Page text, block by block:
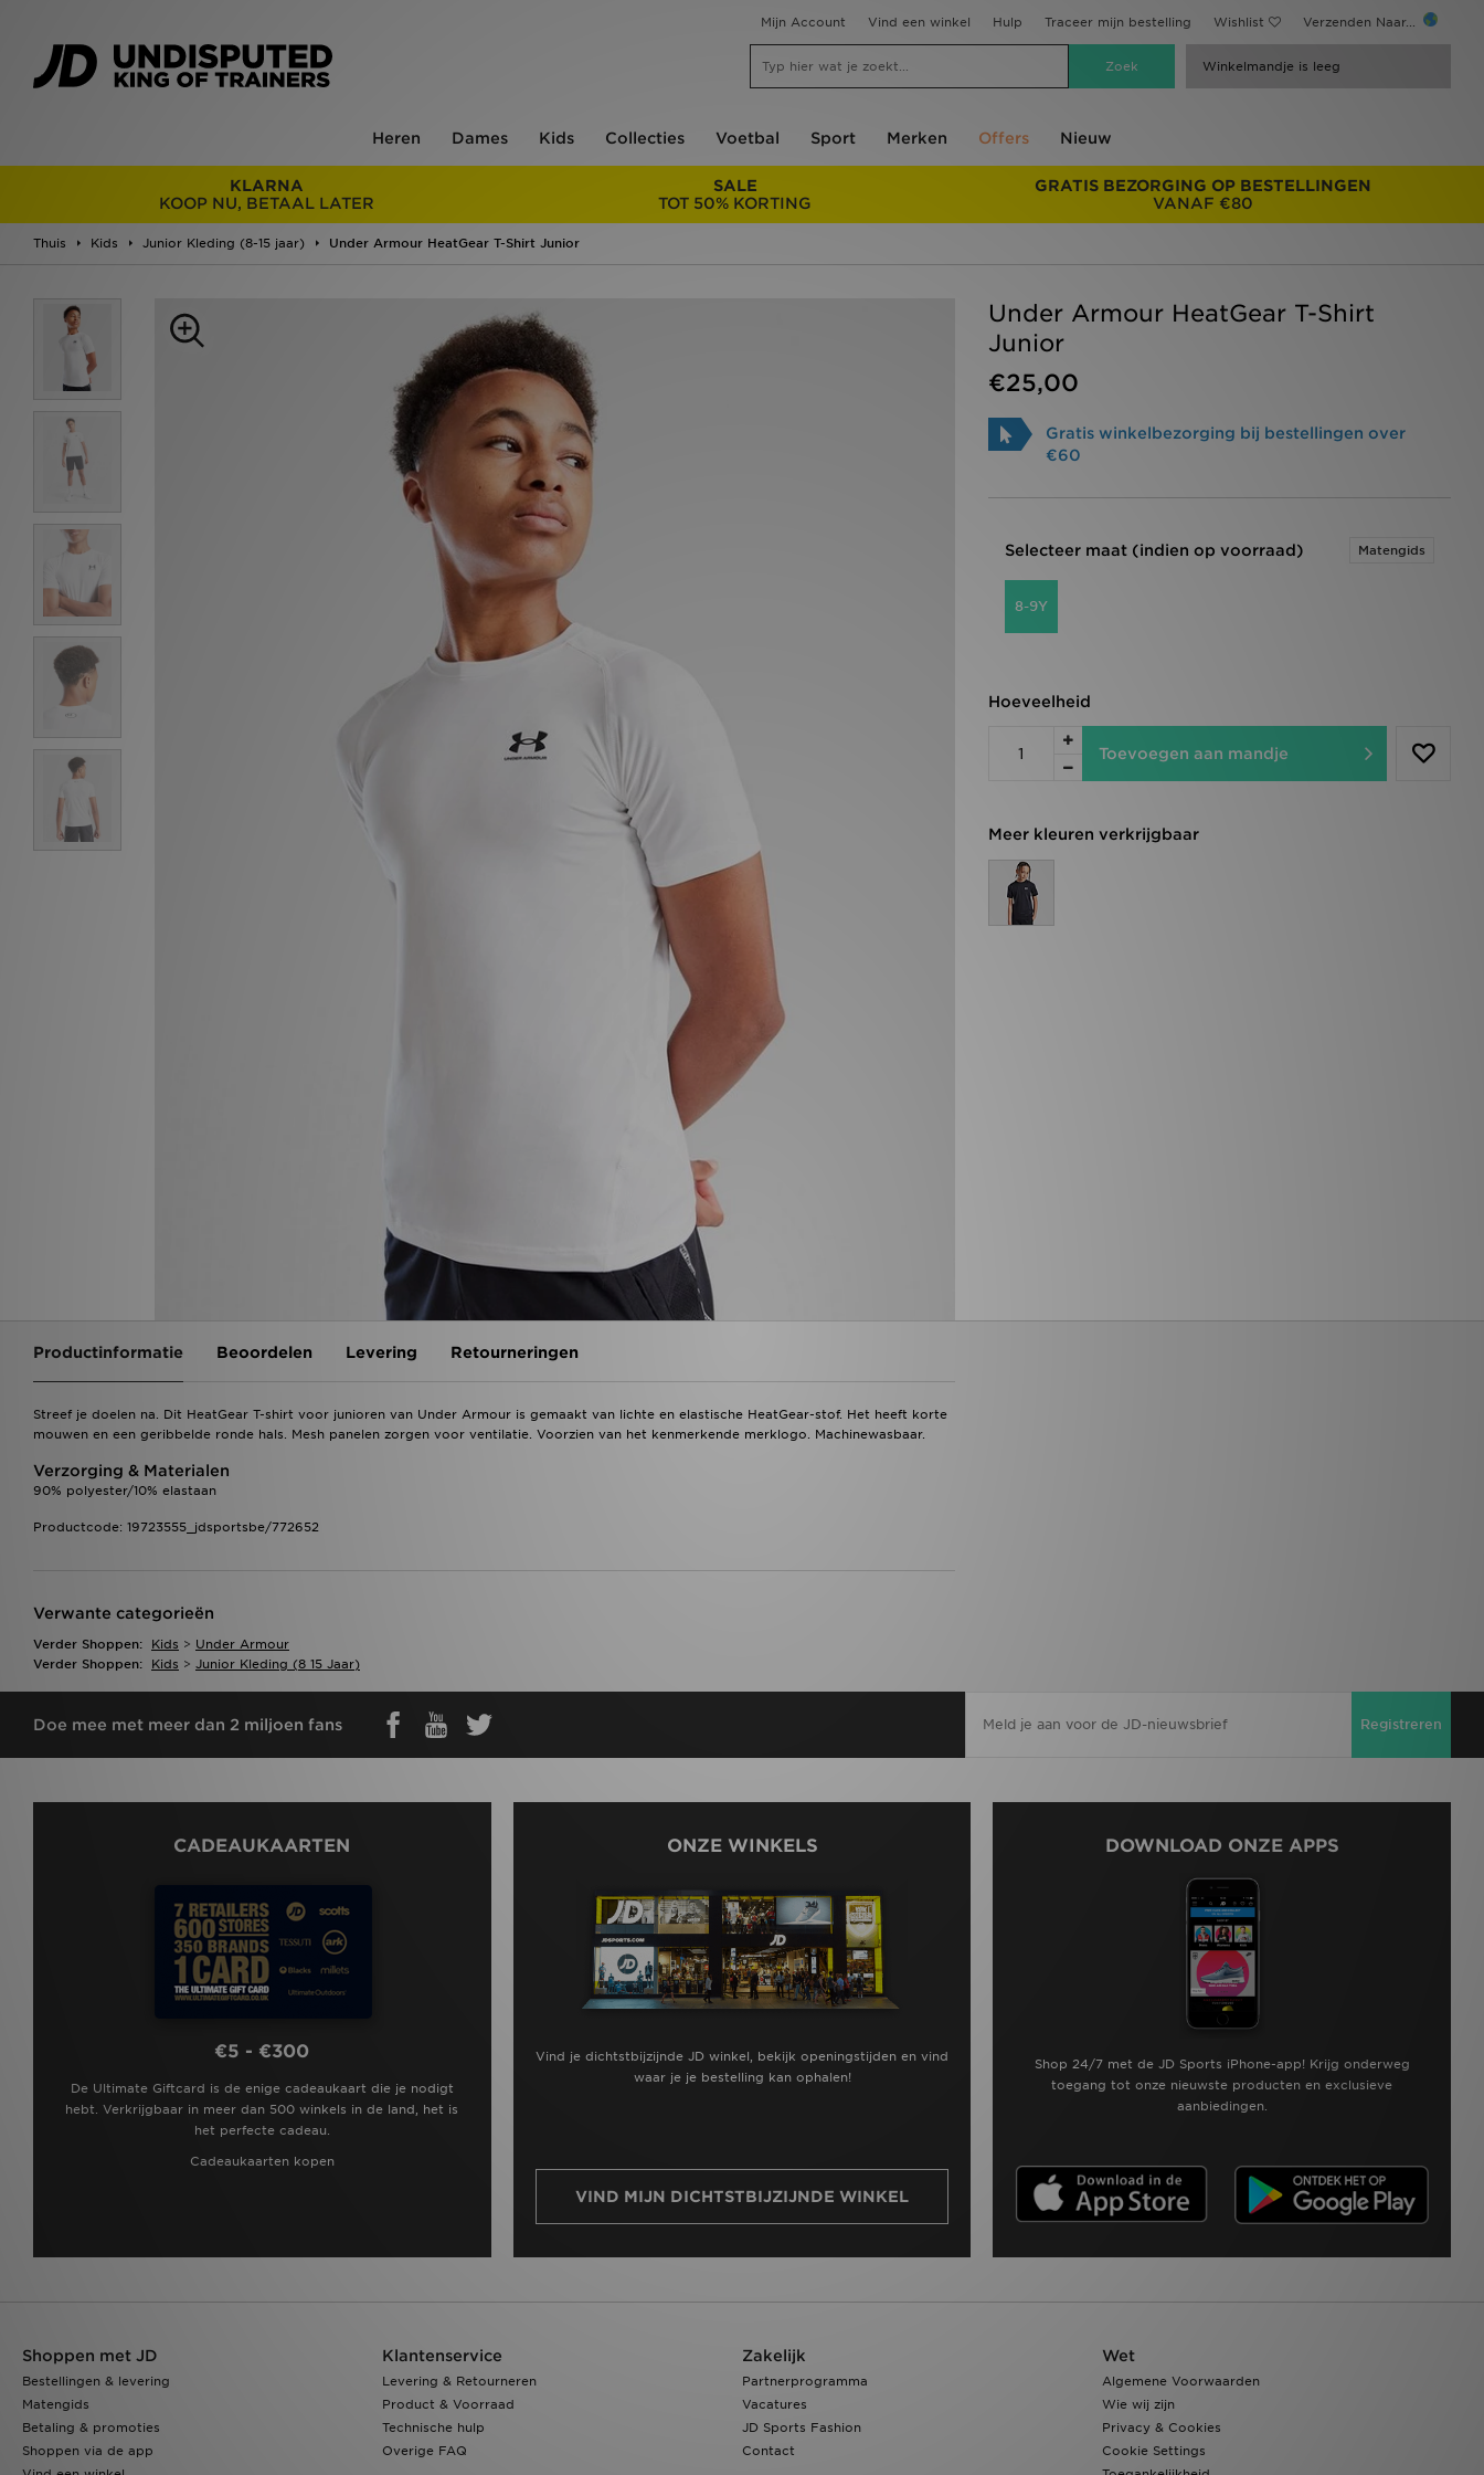
Mijn Account Vind een winkel Hulp Traceer mijn bestelling Wishlist Verzenden Naar...
Winkelmandje is leeg
Heren Dames Kids Collecties Voetbal Sport Merken Offers Nieuw
KLARNA
KOOP NU, BETAAL LATER
SALE
TOT 50% KORTING
GRATIS BEZORGING OP BESTELLINGEN
VANAF €80
Thuis Kids Junior Kleding (8-15 jaar) Under Armour HeatGear T-Shirt Junior
Under Armour HeatGear T-Shirt
Junior
€25,00
Gratis winkelbezorging bij bestellingen over
€60
Selecteer maat (indien op voorraad) Matengids
8-9Y
Hoeveelheid
Toevoegen aan mandje
Meer kleuren verkrijgbaar
Productinformatie Beoordelen Levering Retourneringen
Streef je doelen na. Dit HeatGear T-shirt voor junioren van Under Armour is gemaakt van lichte en elastische HeatGear-stof. Het heeft korte
mouwen en een geribbelde ronde hals. Mesh panelen zorgen voor ventilatie. Voorzien van het kenmerkende merklogo. Machinewasbaar.
Verzorging & Materialen
90% polyester/10% elastaan
Productcode: 19723555_jdsportsbe/772652
Verwante categorieën
Verder Shoppen: Kids > Under Armour
Verder Shoppen:
Kids > Junior Kleding (8 15 Jaar)
Doe mee met meer dan 2 miljoen fans Registreren
CADEAUKAARTEN
€5 - €300
De Ultimate Giftcard is de enige cadeaukaart die je nodigt
hebt. Verkrijgbaar in meer dan 500 winkels in de land, het is
het perfecte cadeau.
Cadeaukaarten kopen
ONZE WINKELS
Vind je dichtstbijzijnde JD winkel, bekijk openingstijden en vind
waar je je bestelling kan ophalen!
VIND MIJN DICHTSTBIJZIJNDE WINKEL
DOWNLOAD ONZE APPS
Shop 24/7 met de JD Sports iPhone-app! Krijg onderweg
toegang tot onze nieuwste producten en exclusieve
aanbiedingen.
Shoppen met JD
Bestellingen & levering
Matengids
Betaling & promoties
Shoppen via de app
Klantenservice
Levering & Retourneren
Product & Voorraad
Technische hulp
Overige FAQ
Zakelijk
Partnerprogramma
Vacatures
JD Sports Fashion
Contact
Wet
Algemene Voorwaarden
Wie wij zijn
Privacy & Cookies
Cookie Settings